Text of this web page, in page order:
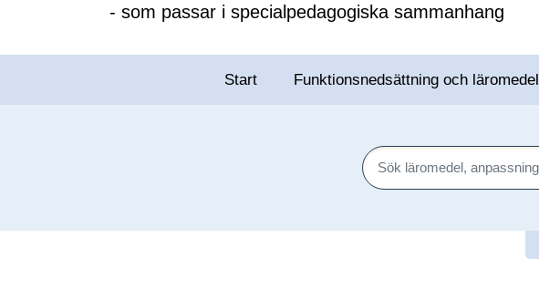
- som passar i specialpedagogiska sammanhang
Start Funktionsnedsättning och läromedel
Sök